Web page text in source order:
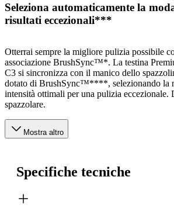
Seleziona automaticamente la
risultati eccezionali***
Otterrai sempre la migliore pulizia possibile
associazione BrushSync™*. La testina
C3 si sincronizza con il manico dello
dotato di BrushSync™****, selezionando la
intensità ottimali per una pulizia eccezionale.
spazzolare.
Mostra altro
Specifiche tecniche